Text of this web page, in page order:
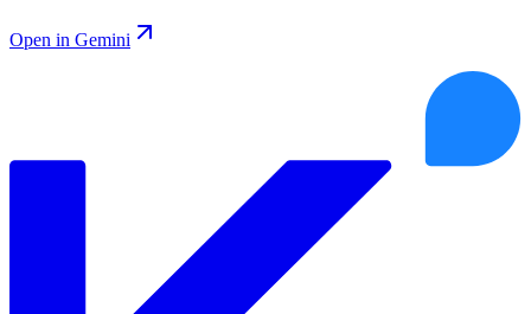
Open in Gemini